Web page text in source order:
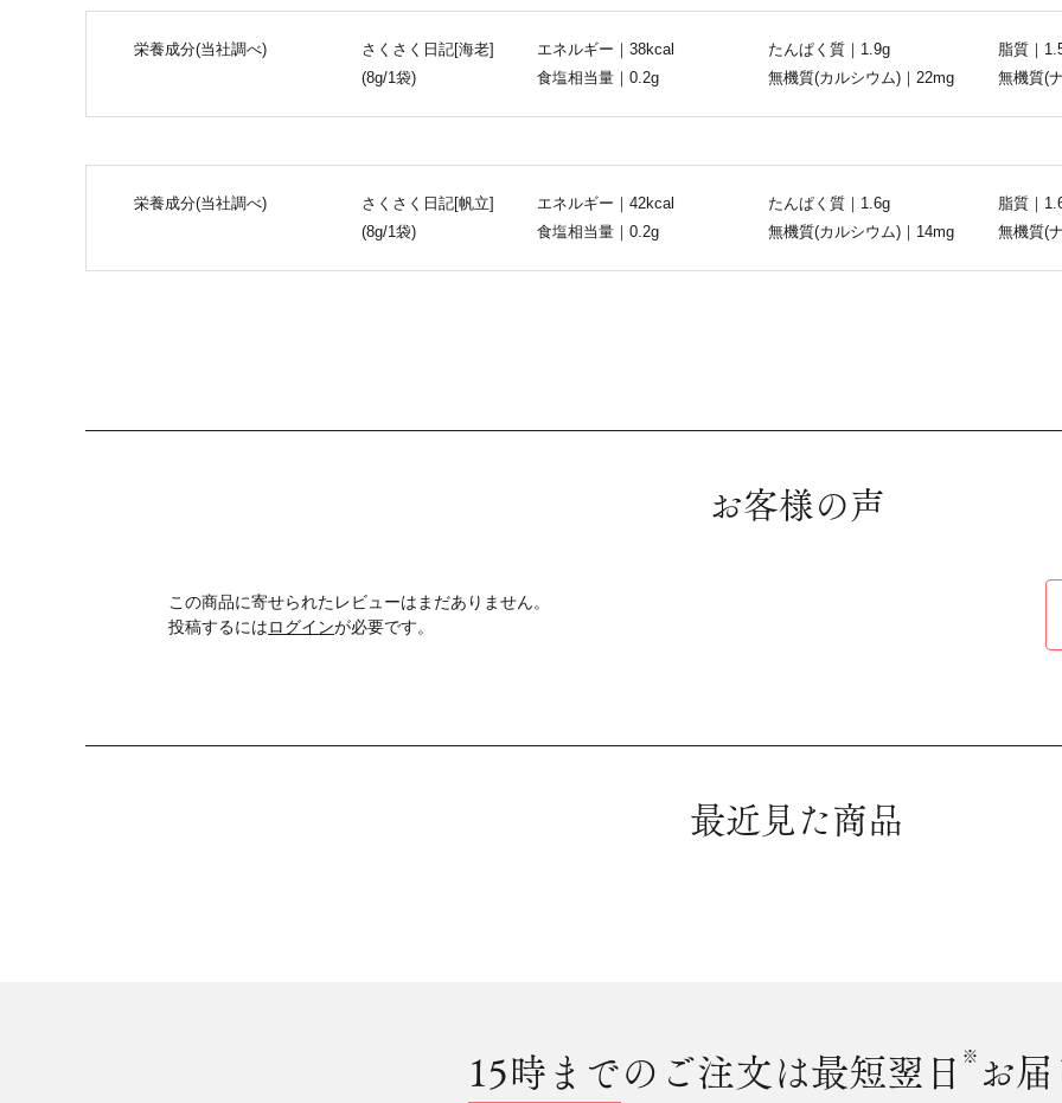
栄養成分(当社調べ)
さくさく日記[海老]
(8g/1袋)
エネルギー｜38kcal たんぱく質｜1.9g 脂質｜
食塩相当量｜0.2g
無機質(カルシウム)｜22mg 無機質(
栄養成分(当社調べ)
さくさく日記[帆立]
(8g/1袋)
エネルギー｜42kcal たんぱく質｜1.6g 脂質｜
食塩相当量｜0.2g
無機質(カルシウム)｜14mg 無機質(
お客様の声
この商品に寄せられたレビューはまだありません。
投稿するにはログインが必要です。
最近見た商品
15時までのご注文は最短翌日 ※ お届